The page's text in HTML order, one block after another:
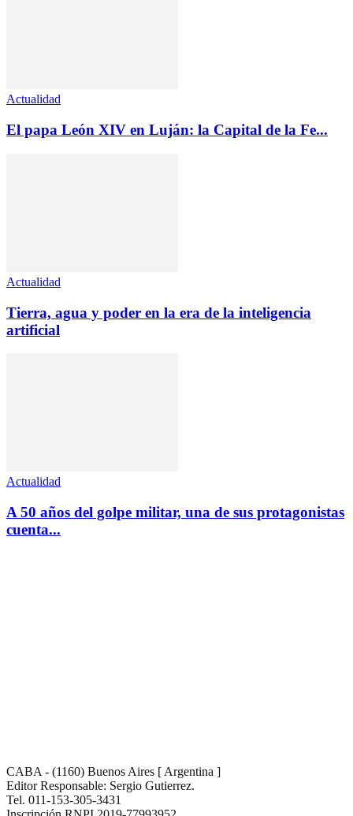
Actualidad
El papa León XIV en Luján: la Capital de la Fe...
Actualidad
Tierra, agua y poder en la era de la inteligencia
artificial
Actualidad
A 50 años del golpe militar, una de sus protagonistas
cuenta...
CABA - (1160) Buenos Aires [ Argentina ]
Editor Responsable: Sergio Gutierrez.
Tel. 011-153-305-3431